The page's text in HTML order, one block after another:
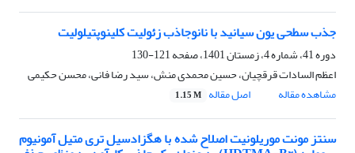
جذب سطحی یون سیانید با نانوجاذب زئولیت کلینوپتیلولیت
دوره 41، شماره 4، زمستان 1401، صفحه
121-130
اعظم السادات قرقچیان، حسین محمدی منش، سید رضا فانی، محسن حکیمی
مشاهده مقاله
اصل مقاله 1.15 M
سنتز مونت موریلونیت اصلاح شده با هگزادسیل تری متیل آمونیوم